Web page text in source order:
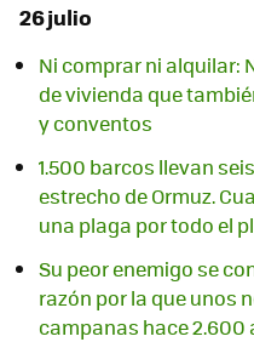
26 julio
Ni comprar ni alquilar:
de vivienda que
y conventos
1.500 barcos llevan
estrecho de Ormuz.
una plaga por todo el
Su peor enemigo se
razón por la que unos
campanas hace 2.600